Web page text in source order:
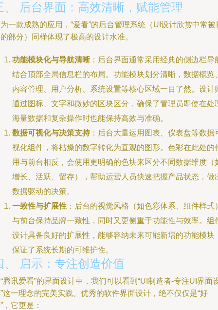
、 后台界面：高效清晰，赋能管理
一款成熟的应用，“爱看”的后台管理系统（UI设计欣赏中常被
部分）同样体现了极高的设计水准。
功能模块化与导航清晰：后台界面通常采用经典的侧边栏导
结合顶部全局信息栏的布局。功能模块划分清晰，数据概览
内容管理、用户分析、系统设置等核心区域一目了然。设计
通过图标、文字和微妙的区块区分，确保了管理员即使在处
海量数据和复杂操作时也能保持高效与准确。
数据可视化与决策支持：后台大量运用图表、仪表盘等数据
视化组件，将枯燥的数字转化为直观的图形。色彩在此处的
用与前台相反，会使用更明确的色块来区分不同数据维度（
增长、活跃、留存），帮助运营人员快速把握产品状态，做
数据驱动的决策。
一致性与扩展性 ：后台的视觉风格（如色彩体系、组件样式
与前台保持品牌一致性，同时又更侧重于功能性与效率。组
设计具备良好的扩展性，能够容纳未来可能新增的功能模块
保证了系统长期的可维护性。
、 启示：专注创造价值
腾讯爱看”的界面设计中，我们可以看到“UI制造者-专注UI界面
这一理念的完美实践。优秀的软件界面设计，绝不仅仅是“好
，它更是：